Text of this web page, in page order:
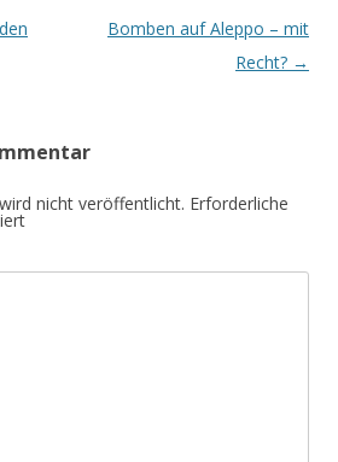
Bomben auf Aleppo – mit
Recht? →
nicht veröffentlicht. Erforderliche